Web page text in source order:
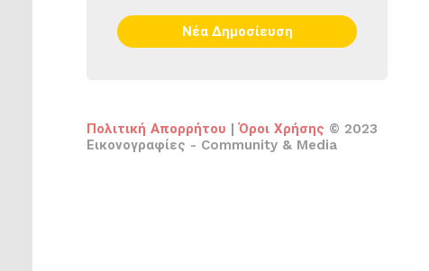
Νέα Δημοσίευση
Πολιτική Απορρήτου | Όροι Χρήσης © 2023
Εικονογραφίες - Community & Media